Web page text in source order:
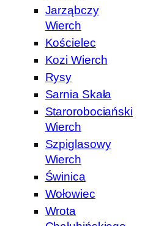
Jarząbczy
Wierch
Kościelec
Kozi Wierch
Rysy
Sarnia Skała
Starorobociański
Wierch
Szpiglasowy
Wierch
Świnica
Wołowiec
Wrota